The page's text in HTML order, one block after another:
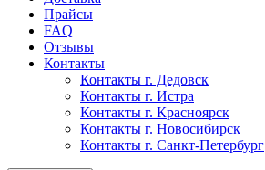
Прайсы
FAQ
Отзывы
Контакты
Контакты г. Дедовск
Контакты г. Истра
Контакты г. Красноярск
Контакты г. Новосибирск
Контакты г. Санкт-Петербург